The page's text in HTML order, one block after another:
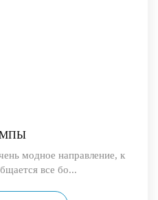
модное направление, к
все бо...